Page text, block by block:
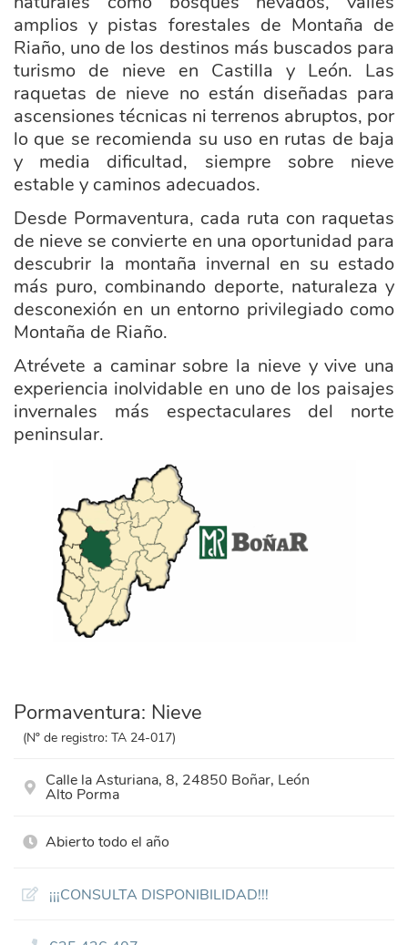
amplios y pistas forestales de Montaña de
Riaño, uno de los destinos más buscados para
turismo de nieve en Castilla y León. Las
raquetas de nieve no están diseñadas para
ascensiones técnicas ni terrenos abruptos, por
lo que se recomienda su uso en rutas de baja
y media dificultad, siempre sobre nieve
estable y caminos adecuados.
Desde Pormaventura, cada ruta con raquetas
de nieve se convierte en una oportunidad para
descubrir la montaña invernal en su estado
más puro, combinando deporte, naturaleza y
desconexión en un entorno privilegiado como
Montaña de Riaño.
Atrévete a caminar sobre la nieve y vive una
experiencia inolvidable en uno de los paisajes
invernales más espectaculares del norte
peninsular.
ayuntamiento_bonar.png
Pormaventura: Nieve
(Nº de registro: TA 24-017)
Calle la Asturiana, 8, 24850 Boñar, León
Alto Porma
Abierto todo el año
¡¡¡CONSULTA DISPONIBILIDAD!!!